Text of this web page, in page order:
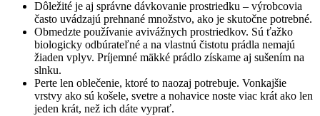
Dôležité je aj správne dávkovanie prostriedku – výrobcovia
často uvádzajú prehnané množstvo, ako je skutočne potrebné.
Obmedzte používanie avivážnych prostriedkov. Sú ťažko
biologicky odbúrateľné a na vlastnú čistotu prádla nemajú
žiaden vplyv. Príjemné mäkké prádlo získame aj sušením na
slnku.
Perte len oblečenie, ktoré to naozaj potrebuje. Vonkajšie
vrstvy ako sú košele, svetre a nohavice noste viac krát ako len
jeden krát, než ich dáte vyprať.